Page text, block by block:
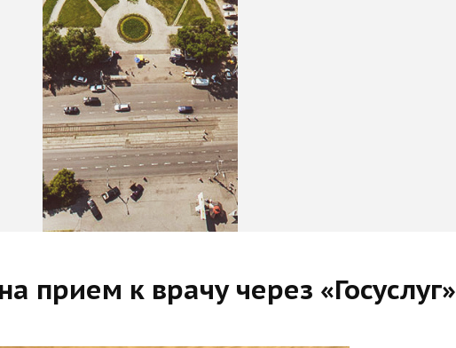
прием к врачу через «Госуслуг»